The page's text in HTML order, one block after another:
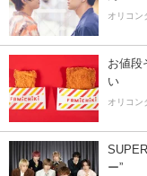
オリコン
お値段
い
オリコン
ー”